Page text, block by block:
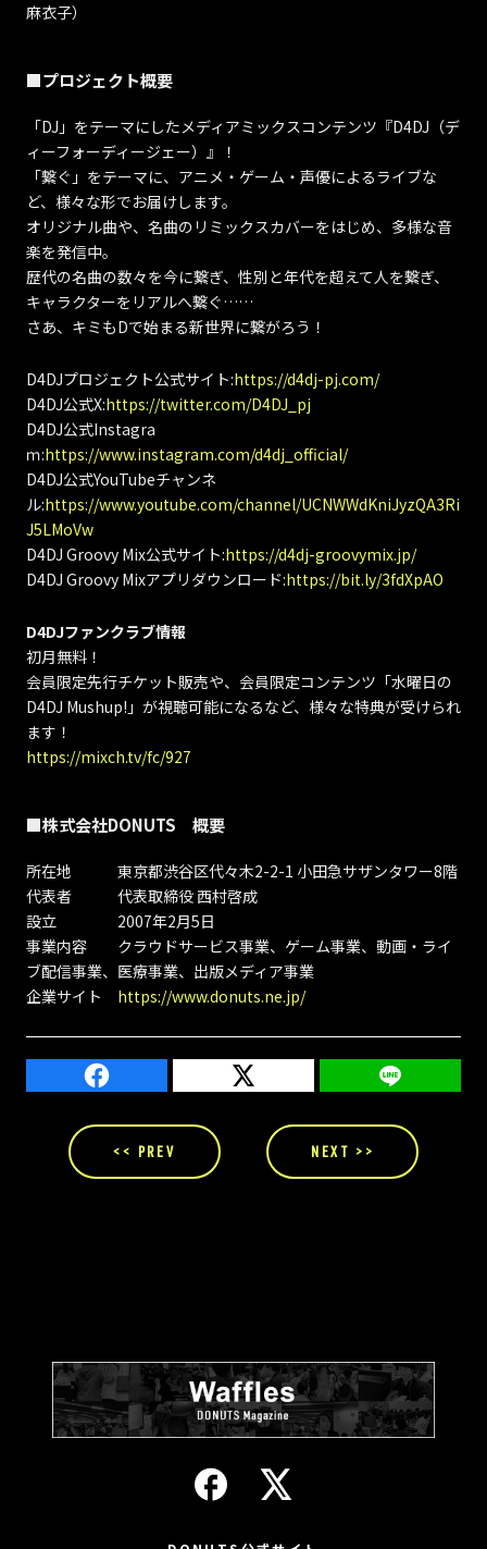
麻衣子）
■プロジェクト概要
「DJ」をテーマにしたメディアミックスコンテンツ『D4DJ（デ
ィーフォーディージェー）』！
「繋ぐ」をテーマに、アニメ・ゲーム・声優によるライブな
ど、様々な形でお届けします。
オリジナル曲や、名曲のリミックスカバーをはじめ、多様な音
楽を発信中。
歴代の名曲の数々を今に繋ぎ、性別と年代を超えて人を繋ぎ、
キャラクターをリアルへ繋ぐ……
さあ、キミもDで始まる新世界に繋がろう！
D4DJプロジェクト公式サイト:https://d4dj-pj.com/
D4DJ公式X:https://twitter.com/D4DJ_pj
D4DJ公式Instagra
ｍ:https://www.instagram.com/d4dj_official/
D4DJ公式YouTubeチャンネ
ル:https://www.youtube.com/channel/UCNWWdKniJyzQA3Ri
J5LMoVw
D4DJ Groovy Mix公式サイト:https://d4dj-groovymix.jp/
D4DJ Groovy Mixアプリダウンロード:https://bit.ly/3fdXpAO
D4DJファンクラブ情報
初月無料！
会員限定先行チケット販売や、会員限定コンテンツ「水曜日の
D4DJ Mushup!」が視聴可能になるなど、様々な特典が受けられ
ます！
https://mixch.tv/fc/927
■株式会社DONUTS 概要
所在地 東京都渋谷区代々木2-2-1 小田急サザンタワー8階
代表者 代表取締役 西村啓成
設立 2007年2月5日
事業内容 クラウドサービス事業、ゲーム事業、動画・ライ
ブ配信事業、医療事業、出版メディア事業
企業サイト https://www.donuts.ne.jp/
<< PREV NEXT >>